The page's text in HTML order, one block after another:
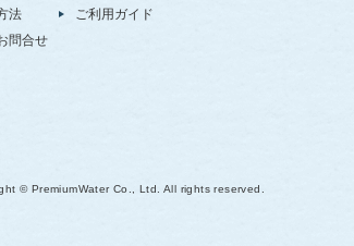
法
ご利用ガイド
問合せ
© PremiumWater Co., Ltd. All rights reserved.